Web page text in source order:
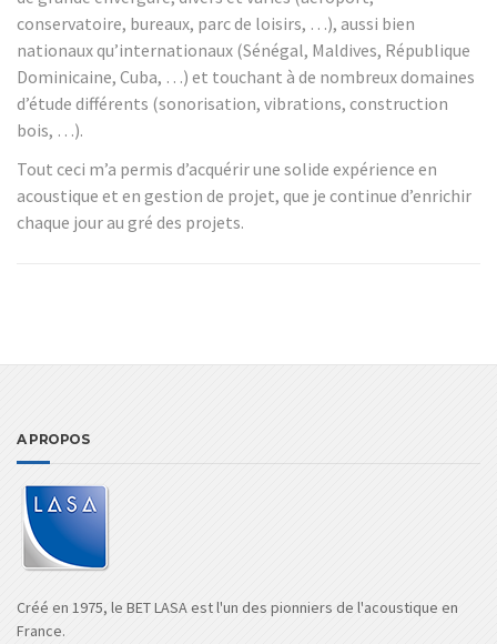
conservatoire, bureaux, parc de loisirs, …), aussi bien
nationaux qu’internationaux (Sénégal, Maldives, République
Dominicaine, Cuba, …) et touchant à de nombreux domaines
d’étude différents (sonorisation, vibrations, construction
bois, …).
Tout ceci m’a permis d’acquérir une solide expérience en
acoustique et en gestion de projet, que je continue d’enrichir
chaque jour au gré des projets.
A PROPOS
Créé en 1975, le BET LASA est l'un des pionniers de l'acoustique en
France.